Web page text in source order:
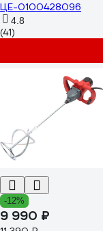
ЦЕ-0100428096
4.8
(41)
-12%
9 990 ₽